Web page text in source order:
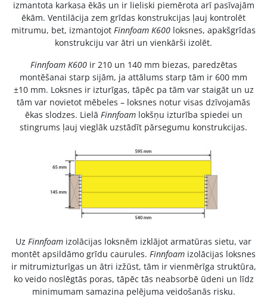
izmantota karkasa ēkās un ir lieliski piemērota arī pasīvajām
ēkām. Ventilācija zem grīdas konstrukcijas ļauj kontrolēt
mitrumu, bet, izmantojot Finnfoam K600 loksnes, apakšgrīdas
konstrukciju var ātri un vienkārši izolēt.
Finnfoam K600ir 210 un 140 mm biezas, paredzētas
montēšanai starp sijām, ja attālums starp tām ir 600 mm
±10 mm. Loksnes ir izturīgas, tāpēc pa tām var staigāt un uz
tām var novietot mēbeles – loksnes notur visas dzīvojamās
ēkas slodzes. Lielā Finnfoamlokšņu izturība spiedei un
stingrums ļauj vieglāk uzstādīt pārsegumu konstrukcijas.
Uz Finnfoam izolācijas loksnēm izklājot armatūras sietu, var
montēt apsildāmo grīdu caurules. Finnfoam izolācijas loksnes
ir mitrumizturīgas un ātri izžūst, tām ir vienmērīga struktūra,
ko veido noslēgtās poras, tāpēc tās neabsorbē ūdeni un līdz
minimumam samazina pelējuma veidošanās risku.